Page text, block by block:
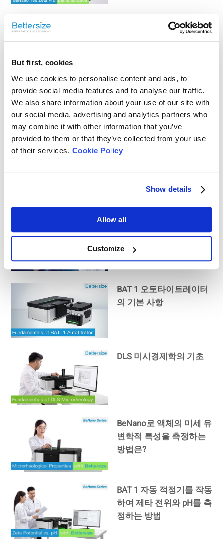
But first, cookies
We use cookies to personalise content and ads, to
provide social media features and to analyse our traffic.
We also share information about your use of our site with
our social media, advertising and analytics partners who
may combine it with other information that you’ve
provided to them or that they’ve collected from your use
of their services. Cookie Policy
Show details
Allow all
Customize
BeNano 180 제타 프로 |
나노 입자 크기 및 제타 전
BeNano 180 제타 프로 출
시 이벤트 | 나노 입자 크
기 및 제타 전위 분석기
나노 입자 연구자들이 실
제로 궁금해하는 4가지 질
BeNano 180 제타 프로의
기본 사항
BAT 1 오토타이트레이터
의 기본 사항
DLS 미시경제학의 기초
BeNano로 액체의 미세 유
변학적 특성을 측정하는
방법은?
BAT 1 자동 적정기를 작동
하여 제타 전위와 pH를 측
정하는 방법